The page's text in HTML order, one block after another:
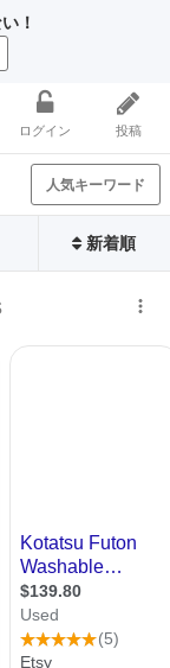
！
ログイン 投稿
人気キーワード
新着順